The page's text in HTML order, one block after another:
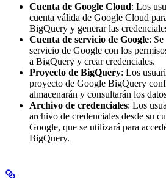
Cuenta de Google Cloud: Los
cuenta válida de Google Cloud
BigQuery y generar las
Cuenta de servicio de Google:
servicio de Google con los
a BigQuery y crear credenciales.
Proyecto de BigQuery: Los
proyecto de Google BigQuery
almacenarán y consultarán los
Archivo de credenciales: Los
archivo de credenciales desde su
Google, que se utilizará para
BigQuery.